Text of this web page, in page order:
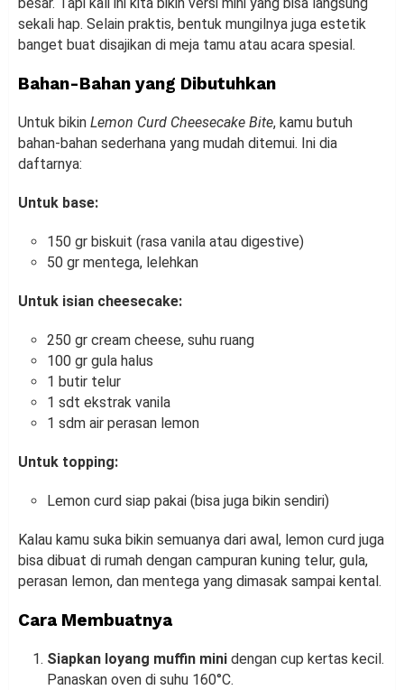
sekali hap. Selain praktis, bentuk mungilnya juga estetik
banget buat disajikan di meja tamu atau acara spesial.
Bahan-Bahan yang Dibutuhkan
Untuk bikin Lemon Curd Cheesecake Bite, kamu butuh
bahan-bahan sederhana yang mudah ditemui. Ini dia
daftarnya:
Untuk base:
150 gr biskuit (rasa vanila atau digestive)
50 gr mentega, lelehkan
Untuk isian cheesecake:
250 gr cream cheese, suhu ruang
100 gr gula halus
1 butir telur
1 sdt ekstrak vanila
1 sdm air perasan lemon
Untuk topping:
Lemon curd siap pakai (bisa juga bikin sendiri)
Kalau kamu suka bikin semuanya dari awal, lemon curd juga
bisa dibuat di rumah dengan campuran kuning telur, gula,
perasan lemon, dan mentega yang dimasak sampai kental.
Cara Membuatnya
Siapkan loyang muffin mini dengan cup kertas kecil.
Panaskan oven di suhu 160°C.